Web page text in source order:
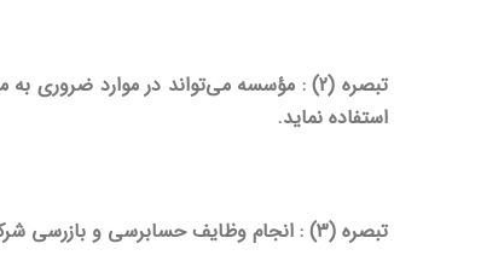
تبصره (2) : مؤسسه می
تواند در موارد ضروری
استفاده نماید.
تبصره (3) : انجام وظایف حسابرسی و بازرسی شرکت‌ها منوط به عدم تداخل با وظایف قانونی سایر مراجع ذیربط می‌باشد.